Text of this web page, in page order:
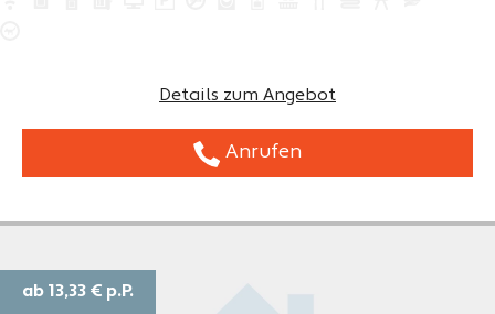
Details zum Angebot
Anrufen
ab 13,33 € p.P.